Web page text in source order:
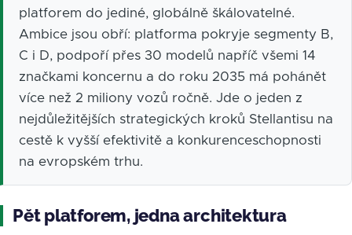
platforem do jediné, globálně škálovatelné.
Ambice jsou obří: platforma pokryje segmenty B,
C i D, podpoří přes 30 modelů napříč všemi 14
značkami koncernu a do roku 2035 má pohánět
více než 2 miliony vozů ročně. Jde o jeden z
nejdůležitějších strategických kroků Stellantisu na
cestě k vyšší efektivitě a konkurenceschopnosti
na evropském trhu.
Pět platforem, jedna architektura